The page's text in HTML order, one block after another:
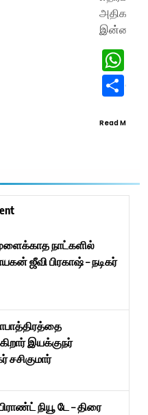
Read More
நாட்களில்
ஜீவி பிரகாஷ் – நடிகர்
இயக்குநர்
சசிகுமார்
நியூ டே – திரை